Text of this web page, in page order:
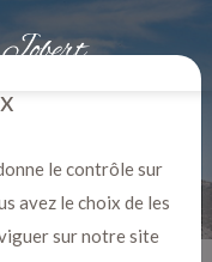
le contrôle sur
avez le choix de les
sur notre site